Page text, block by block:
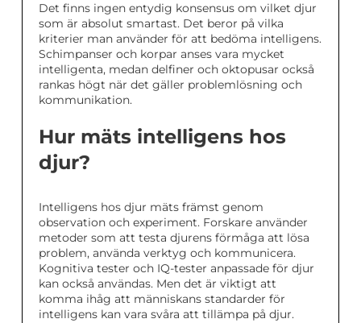
Det finns ingen entydig konsensus om vilket djur
som är absolut smartast. Det beror på vilka
kriterier man använder för att bedöma intelligens.
Schimpanser och korpar anses vara mycket
intelligenta, medan delfiner och oktopusar också
rankas högt när det gäller problemlösning och
kommunikation.
Hur mäts intelligens hos
djur?
Intelligens hos djur mäts främst genom
observation och experiment. Forskare använder
metoder som att testa djurens förmåga att lösa
problem, använda verktyg och kommunicera.
Kognitiva tester och IQ-tester anpassade för djur
kan också användas. Men det är viktigt att
komma ihåg att människans standarder för
intelligens kan vara svåra att tillämpa på djur.